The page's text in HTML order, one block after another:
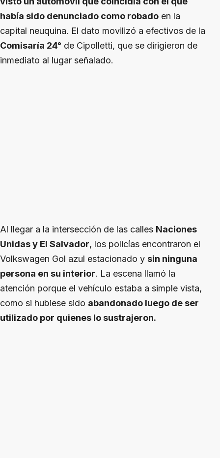
había sido denunciado como robado en la
capital neuquina. El dato movilizó a efectivos de la
Comisaría 24° de Cipolletti, que se dirigieron de
inmediato al lugar señalado.
Al llegar a la intersección de las calles Naciones
Unidas y El Salvador, los policías encontraron el
Volkswagen Gol azul estacionado y sin ninguna
persona en su interior. La escena llamó la
atención porque el vehículo estaba a simple vista,
como si hubiese sido abandonado luego de ser
utilizado por quienes lo sustrajeron.